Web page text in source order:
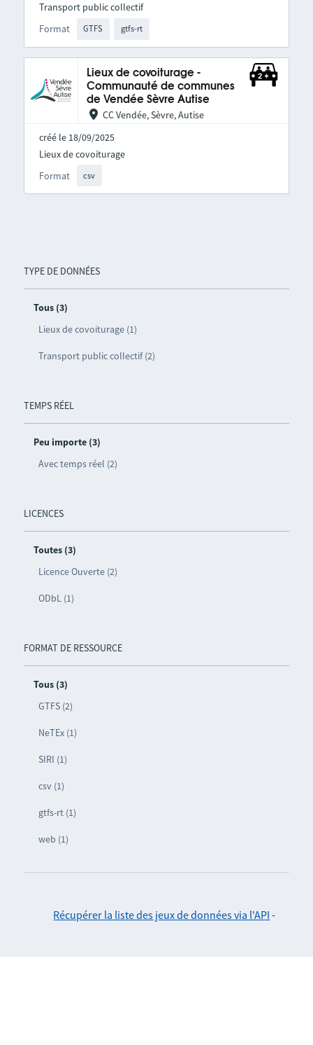
TYPE DE DONNÉES
Tous (3)
Lieux de covoiturage (1)
Transport public collectif (2)
TEMPS RÉEL
Peu importe (3)
Avec temps réel (2)
LICENCES
Toutes (3)
Licence Ouverte (2)
ODbL (1)
FORMAT DE RESSOURCE
Tous (3)
GTFS (2)
NeTEx (1)
SIRI (1)
csv (1)
gtfs-rt (1)
web (1)
Format GTFS gtfs-rt
Transport public collectif
Lieux de covoiturage -
Communauté de communes
de Vendée Sèvre Autise
CC Vendée, Sèvre, Autise
créé le 18/09/2025
Format csv
Lieux de covoiturage
Récupérer la liste des jeux de données via l'API -